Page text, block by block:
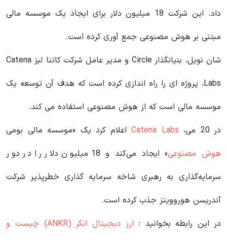
داد. این شرکت 18 میلیون دلار برای ایجاد یک موسسه مالی
مبتنی بر هوش مصنوعی جمع آوری کرده است.
شان نویل، بنیانگذار Circle و مدیر عامل شرکت کاتنا لبز Catena
Labs، پروژه ای را راه اندازی کرده است که هدف آن توسعه یک
موسسه مالی است که از هوش مصنوعی استفاده می کند.
در 20 می،
اعلام کرد یک «موسسه مالی بومی
هوش مصنوعی
» ایجاد می‌کند و 18 میلیون دلار را در دور
سرمایه‌گذاری به رهبری شاخه سرمایه گذاری خطرپذیر شرکت
آندریسن هوروویتز جذب کرده است.
در این رابطه بخوانید‌ :
ارز دیجیتال انکر (ANKR) چیست و